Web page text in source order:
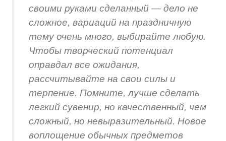
своими руками сделанный — дело не
сложное, вариаций на праздничную
тему очень много, выбирайте любую.
Чтобы творческий потенциал
оправдал все ожидания,
рассчитывайте на свои силы и
терпение. Помните, лучше сделать
легкий сувенир, но качественный, чем
сложный, но невыразительный. Новое
воплощение обычных предметов